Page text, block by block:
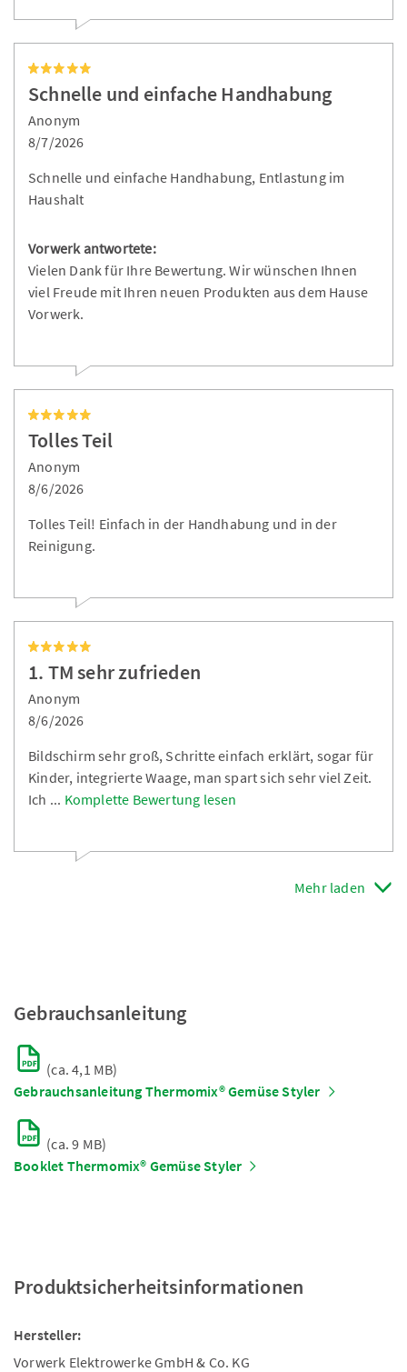
Schnelle und einfache Handhabung
Anonym
8/7/2026
Schnelle und einfache Handhabung, Entlastung im
Haushalt
Vorwerk antwortete:
Vielen Dank für Ihre Bewertung. Wir wünschen Ihnen
viel Freude mit Ihren neuen Produkten aus dem Hause
Vorwerk.
Tolles Teil
Anonym
8/6/2026
Tolles Teil! Einfach in der Handhabung und in der
Reinigung.
1. TM sehr zufrieden
Anonym
8/6/2026
Bildschirm sehr groß, Schritte einfach erklärt, sogar für
Kinder, integrierte Waage, man spart sich sehr viel Zeit.
Ich ... Komplette Bewertung lesen
Mehr laden
Gebrauchsanleitung
(ca. 4,1 MB)
Gebrauchsanleitung Thermomix® Gemüse Styler
(ca. 9 MB)
Booklet Thermomix® Gemüse Styler
Produktsicherheitsinformationen
Hersteller:
Vorwerk Elektrowerke GmbH & Co. KG